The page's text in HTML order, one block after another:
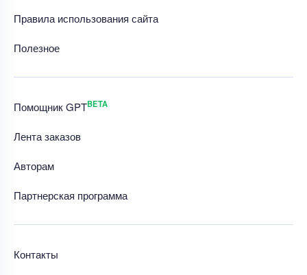
Правила использования сайта
Полезное
Помощник GPTBETA
Лента заказов
Авторам
Партнерская программа
Контакты